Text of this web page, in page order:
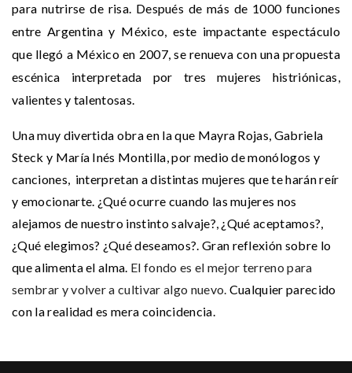
para nutrirse de risa. Después de más de 1000 funciones
entre Argentina y México, este impactante espectáculo
que llegó a México en 2007, se renueva con una propuesta
escénica interpretada por tres mujeres histriónicas,
valientes y talentosas.
Una muy divertida obra en la que Mayra Rojas, Gabriela
Steck y María Inés Montilla, por medio de monólogos y
canciones, interpretan a distintas mujeres que te harán reír
y emocionarte. ¿Qué ocurre cuando las mujeres nos
alejamos de nuestro instinto salvaje?, ¿Qué aceptamos?,
¿Qué elegimos? ¿Qué deseamos?. Gran reflexión sobre lo
que alimenta el alma. El fondo es el mejor terreno para
sembrar y volver a cultivar algo nuevo. Cualquier parecido
con la realidad es mera coincidencia.